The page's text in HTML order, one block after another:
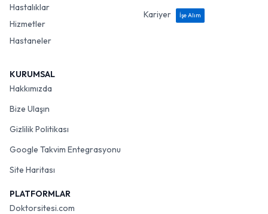
Hastalıklar
Hizmetler
Hastaneler
Kariyer
İşe Alım
KURUMSAL
Hakkımızda
Bize Ulaşın
Gizlilik Politikası
Google Takvim Entegrasyonu
Site Haritası
PLATFORMLAR
Doktorsitesi.com